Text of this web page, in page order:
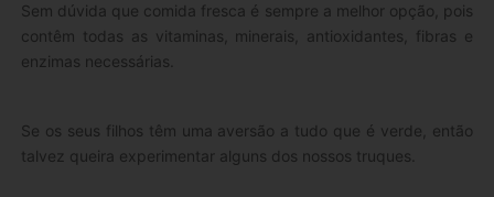
Sem dúvida que comida fresca é sempre a melhor opção, pois
contêm todas as vitaminas, minerais, antioxidantes, fibras e
enzimas necessárias.
Se os seus filhos têm uma aversão a tudo que é verde, então
talvez queira experimentar alguns dos nossos truques.